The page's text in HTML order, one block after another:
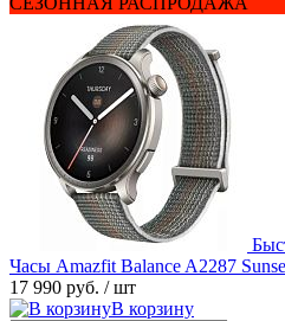
Часы Amazfit Balance A2287
17 990 руб. / шт
В корзину